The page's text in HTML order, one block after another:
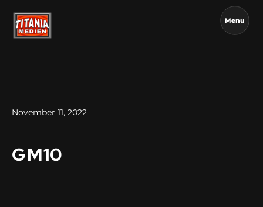
Menu
November 11, 2022
GM10